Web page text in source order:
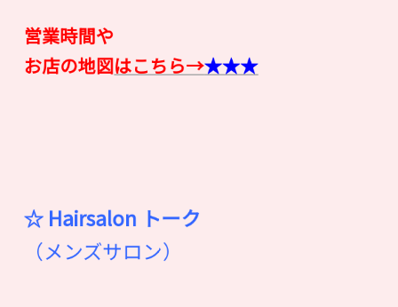
営業時間や
お店の地図はこちら→★★★
☆ Hairsalon トーク
（メンズサロン）